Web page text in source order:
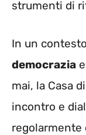
strumenti di
In un
democrazia
mai, la Casa
incontro e